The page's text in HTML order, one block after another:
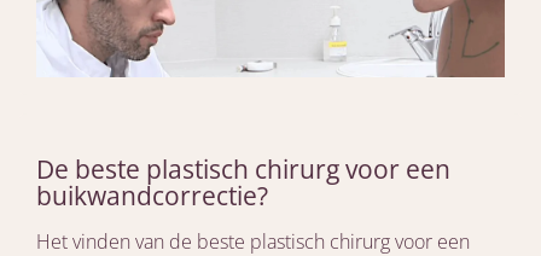
De beste plastisch chirurg voor een
buikwandcorrectie?
Het vinden van de beste plastisch chirurg voor een